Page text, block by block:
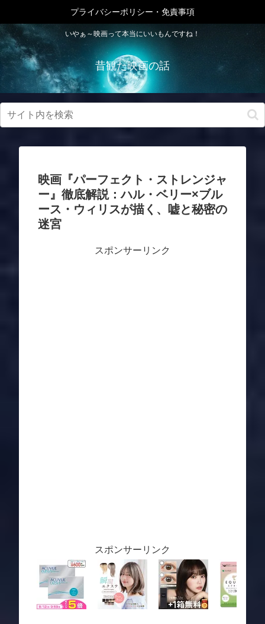
いやぁ～映画って本当にいいもんですね！
昔観た映画の話
プライバシーポリシー・免責事項
映画『パーフェクト・ストレンジャ
ー』徹底解説：ハル・ベリー×ブル
ース・ウィリスが描く、嘘と秘密の
迷宮
スポンサーリンク
スポンサーリンク